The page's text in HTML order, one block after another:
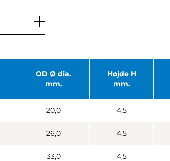
OD Ø dia.
mm.
Højde H
mm.
20,0 4,5
26,0 4,5
33,0 4,5